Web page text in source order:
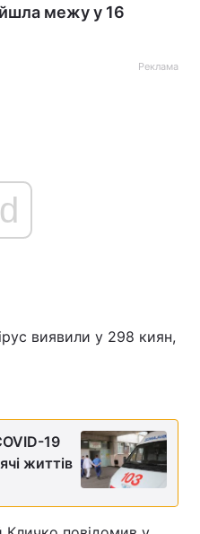
межу у 16
Реклама
виявили у 298 киян,
19
життів